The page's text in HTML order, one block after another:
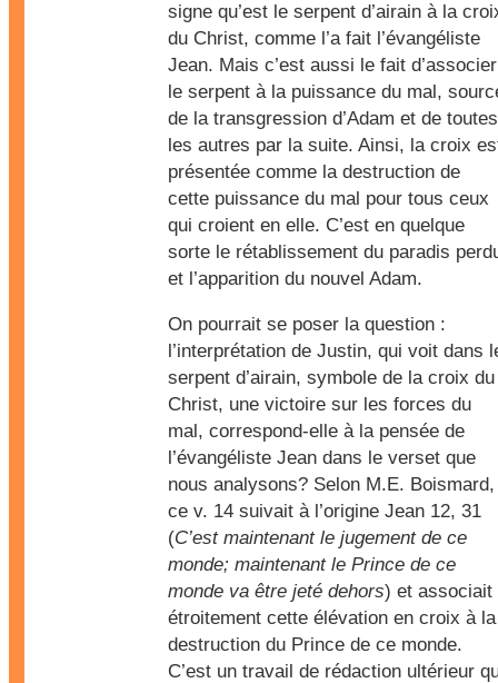
signe qu’est le serpent d’airain à la
du Christ, comme l’a fait l’évangéliste
Jean. Mais c’est aussi le fait d’associer
le serpent à la puissance du mal,
de la transgression d’Adam et de toutes
les autres par la suite. Ainsi, la croix
présentée comme la destruction de
cette puissance du mal pour tous ceux
qui croient en elle. C’est en quelque
sorte le rétablissement du paradis
et l’apparition du nouvel Adam.
On pourrait se poser la question :
l’interprétation de Justin, qui voit dans
serpent d’airain, symbole de la croix du
Christ, une victoire sur les forces du
mal, correspond-elle à la pensée de
l’évangéliste Jean dans le verset que
nous analysons? Selon M.E. Boismard,
ce v. 14 suivait à l’origine Jean 12, 31
(C’est maintenant le jugement de ce
monde; maintenant le Prince de ce
monde va être jeté dehors) et associait
étroitement cette élévation en croix à la
destruction du Prince de ce monde.
C’est un travail de rédaction ultérieur